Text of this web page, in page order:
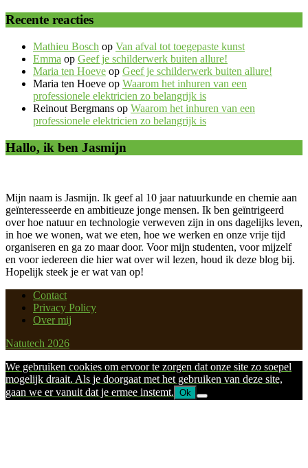
Recente reacties
Mathieu Bosch op Van afval tot toegepaste kunst
Emma op Geef je schilderwerk buiten allure!
Maria ten Hoeve op Geef je schilderwerk buiten allure!
Maria ten Hoeve op Waarom het inhuren van een
professionele elektricien zo belangrijk is
Reinout Bergmans op Waarom het inhuren van een
professionele elektricien zo belangrijk is
Hallo, ik ben Jasmijn
Mijn naam is Jasmijn. Ik geef al 10 jaar natuurkunde en chemie aan
geïnteresseerde en ambitieuze jonge mensen. Ik ben geïntrigeerd
over hoe natuur en technologie verweven zijn in ons dagelijks leven,
in hoe we wonen, wat we eten, hoe we werken en onze vrije tijd
organiseren en ga zo maar door. Voor mijn studenten, voor mijzelf
en voor iedereen die hier wat over wil lezen, houd ik deze blog bij.
Hopelijk steek je er wat van op!
Contact
Privacy Policy
Over mij
Natutech 2026
We gebruiken cookies om ervoor te zorgen dat onze site zo soepel
mogelijk draait. Als je doorgaat met het gebruiken van deze site,
gaan we er vanuit dat je ermee instemt. Ok